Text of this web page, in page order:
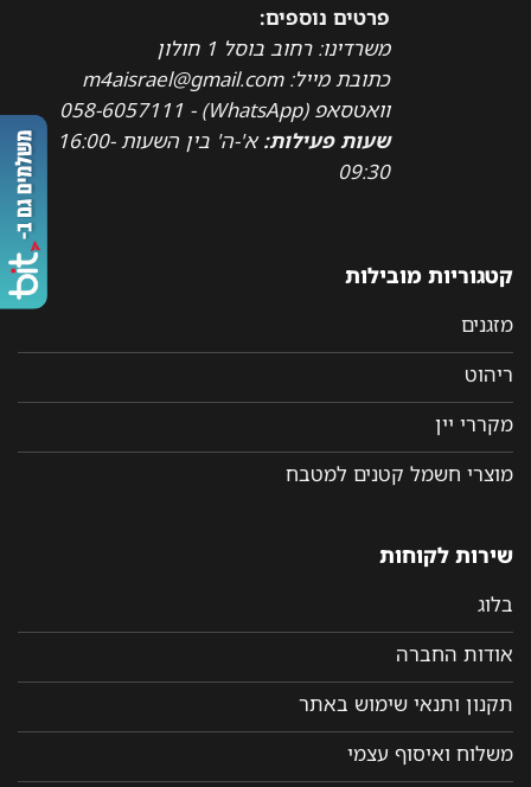
פרטים נוספים:
משרדינו: רחוב בוסל 1 חולון
כתובת מייל: m4aisrael@gmail.com
וואטסאפ (WhatsApp) - 058-6057111
שעות פעילות:
א'-ה' בין השעות 16:00-
09:30
קטגוריות מובילות
מזגנים
ריהוט
מקררי יין
מוצרי חשמל קטנים למטבח
שירות לקוחות
בלוג
אודות החברה
תקנון ותנאי שימוש באתר
משלוח ואיסוף עצמי